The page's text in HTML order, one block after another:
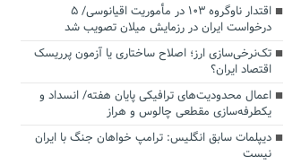
اقتدار ناوگروه ۱۰۳ در مأموریت‌ اقیانوسی/ ۵
درخواست ایران در رزمایش میلان تصویب شد
تک‌نرخی‌سازی ارز؛ اصلاح ساختاری یا آزمون پرریسک
اقتصاد ایران؟
اعمال محدودیت‌های ترافیکی پایان هفته/ انسداد و
یکطرفه‌سازی مقطعی چالوس و هراز
دیپلمات سابق انگلیس:‌ ترامپ خواهان جنگ با ایران
نیست